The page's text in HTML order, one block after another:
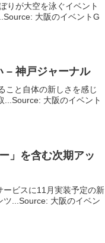
りが大空を泳ぐイベント
大阪のイベントG
– 神戸ジャーナル
こと自体の新しさを感じ
...Source: 大阪のイベント
」を含む次期アッ
ービスに11月実装予定の新
ツ...Source: 大阪のイベン